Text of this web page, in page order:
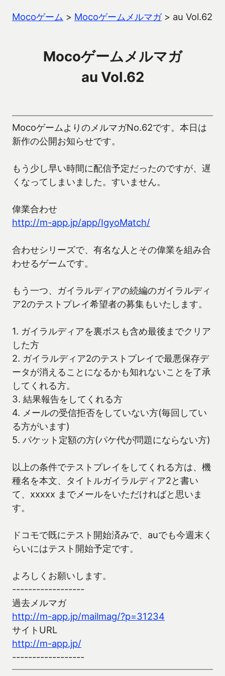
Mocoゲーム > Mocoゲームメルマガ> au Vol.62
Mocoゲームメルマガ
au Vol.62
MocoゲームよりのメルマガNo.62です。本日は
新作の公開お知らせです。
もう少し早い時間に配信予定だったのですが、遅
くなってしまいました。すいません。
偉業合わせ
http://m-app.jp/app/IgyoMatch/
合わせシリーズで、有名な人とその偉業を組み合
わせるゲームです。
もう一つ、ガイラルディアの続編のガイラルディ
ア2のテストプレイ希望者の募集もいたします。
1. ガイラルディアを裏ボスも含め最後までクリア
した方
2. ガイラルディア2のテストプレイで最悪保存デ
ータが消えることになるかも知れないことを了承
してくれる方。
3. 結果報告をしてくれる方
4. メールの受信拒否をしていない方(毎回してい
る方がいます)
5. パケット定額の方(パケ代が問題にならない方)
以上の条件でテストプレイをしてくれる方は、機
種名を本文、タイトルガイラルディア2と書い
て、xxxxx までメールをいただければと思いま
す。
ドコモで既にテスト開始済みで、auでも今週末く
らいにはテスト開始予定です。
よろしくお願いします。
------------------
過去メルマガ
http://m-app.jp/mailmag/?p=31234
サイトURL
http://m-app.jp/
------------------